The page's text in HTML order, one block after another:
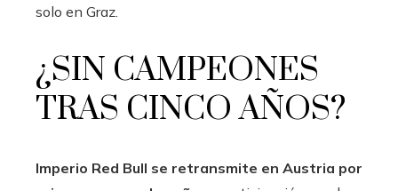
solo en Graz.
¿SIN CAMPEONES
TRAS CINCO AÑOS?
Imperio Red Bull se retransmite en Austria por